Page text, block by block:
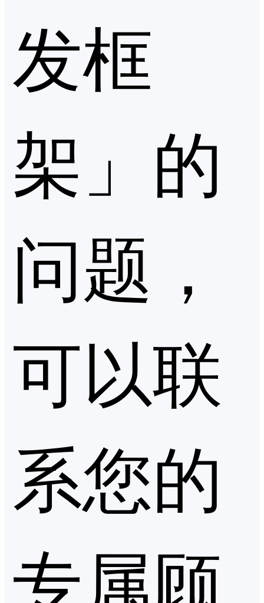
发框
架」的
问题，
可以联
系您的
专属顾